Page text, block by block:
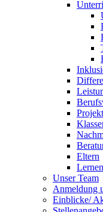
Eltern
Unser Team
Anmeldung
Einblicke/